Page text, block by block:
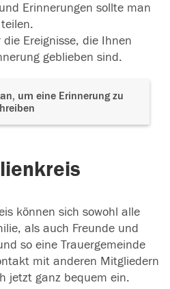
Erinnerungen sollte man
teilen.
Ereignisse, die Ihnen
geblieben sind.
um eine Erinnerung zu
können sich sowohl alle
als auch Freunde und
so eine Trauergemeinde
mit anderen Mitgliedern
jetzt ganz bequem ein.